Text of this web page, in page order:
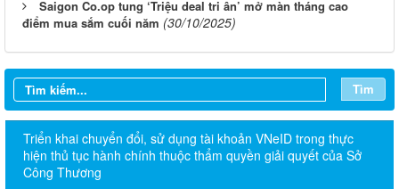
Saigon Co.op tung ‘Triệu deal tri ân’ mở màn tháng cao
điểm mua sắm cuối năm (30/10/2025)
Tìm
Triển khai chuyển đổi, sử dụng tài khoản VNeID trong thực
hiện thủ tục hành chính thuộc thẩm quyền giải quyết của Sở
Công Thương